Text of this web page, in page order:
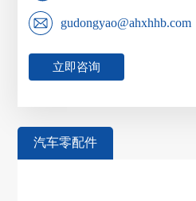
gudongyao@ahxhhb.com
立即咨询
汽车零配件